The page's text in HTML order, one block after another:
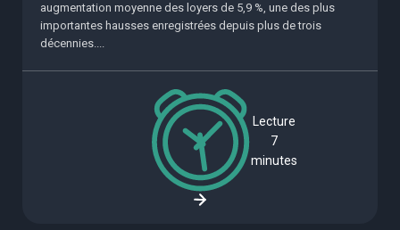
augmentation moyenne des loyers de 5,9 %, une des plus
importantes hausses enregistrées depuis plus de trois
décennies....
Lecture
7
minutes